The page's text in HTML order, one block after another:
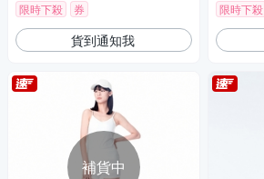
限時下殺 券
貨到通知我
補貨中
限時下殺